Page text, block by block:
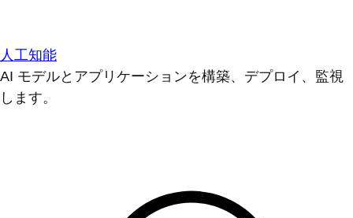
人工知能
AI モデルとアプリケーションを構築、デプロイ、監視
します。